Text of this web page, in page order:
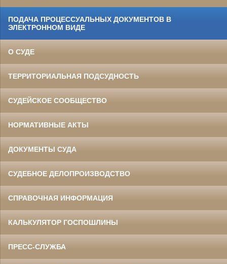
ПОДАЧА ПРОЦЕССУАЛЬНЫХ ДОКУМЕНТОВ В
ЭЛЕКТРОННОМ ВИДЕ
О СУДЕ
ТЕРРИТОРИАЛЬНАЯ ПОДСУДНОСТЬ
СУДЕЙСКОЕ СООБЩЕСТВО
НОРМАТИВНЫЕ АКТЫ
ДОКУМЕНТЫ СУДА
СУДЕБНОЕ ДЕЛОПРОИЗВОДСТВО
СПРАВОЧНАЯ ИНФОРМАЦИЯ
КАЛЬКУЛЯТОР ГОСПОШЛИНЫ
ПРЕСС-СЛУЖБА